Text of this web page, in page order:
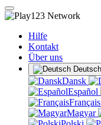
Hilfe
Kontakt
Über uns
Deutsch
Dansk
Español
Français
Magyar